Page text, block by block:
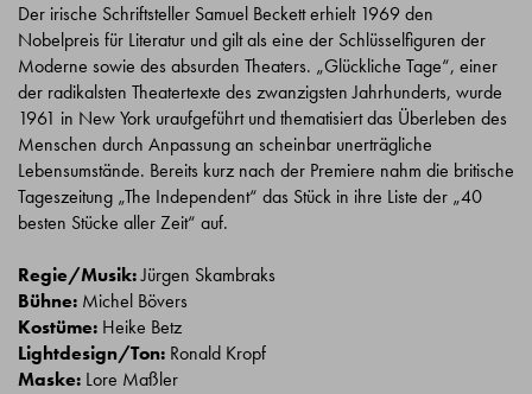
Der irische Schriftsteller Samuel Beckett erhielt 1969 den
Nobelpreis für Literatur und gilt als eine der Schlüsselfiguren der
Moderne sowie des absurden Theaters. „Glückliche Tage“, einer
der radikalsten Theatertexte des zwanzigsten Jahrhunderts, wurde
1961 in New York uraufgeführt und thematisiert das Überleben des
Menschen durch Anpassung an scheinbar unerträgliche
Lebensumstände. Bereits kurz nach der Premiere nahm die britische
Tageszeitung „The Independent“ das Stück in ihre Liste der „40
besten Stücke aller Zeit“ auf.
Regie/Musik:Jürgen Skambraks
Bühne: Michel Bövers
Kostüme: Heike Betz
Lightdesign/Ton: Ronald Kropf
Maske: Lore Maßler